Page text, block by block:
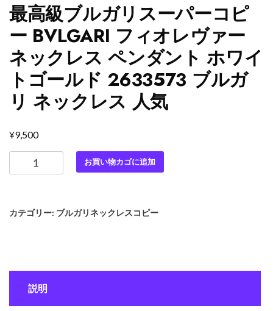
最高級ブルガリスーパーコピ
ー BVLGARI フィオレヴァー
ネックレス ペンダント ホワイ
トゴールド 2633573 ブルガ
リ ネックレス 人気
¥9,500
高
ル
ー
お買い物カゴに追加
カテゴリー: ブルガリネックレスコピー
説明